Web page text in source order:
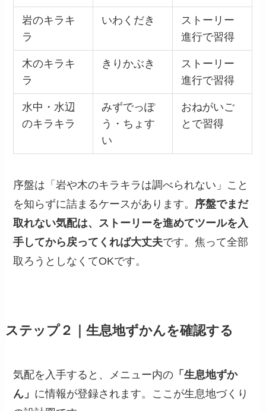
岩のキラキ
ラ
いわくだき
ストーリー
進行で習得
木のキラキ
ラ
きりかぶき
ストーリー
進行で習得
水中・水辺
のキラキラ
みずでっぽ
う・ちょす
い
おねがいご
とで習得
序盤は「岩や木のキラキラは調べられない」こと
を知らずに詰まるケースがあります。 序盤でまだ
取れない気配は、ストーリーを進めてツールを入
手してから戻ってくれば大丈夫です。焦って全部
取ろうとしなくてOKです。
ステップ２｜生息地ずかんを確認する
気配を入手すると、メニュー内の 「生息地ずか
ん」 に情報が登録されます。ここが生息地づくり